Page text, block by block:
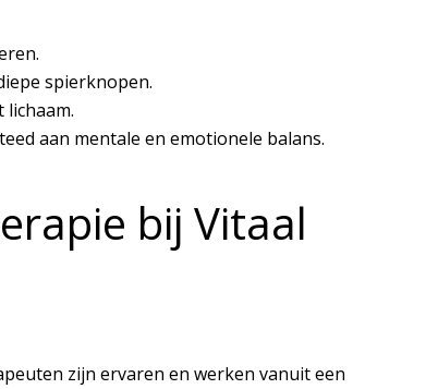
spierknopen.
aan mentale en emotionele balans.
bij Vitaal
zijn ervaren en werken vanuit een